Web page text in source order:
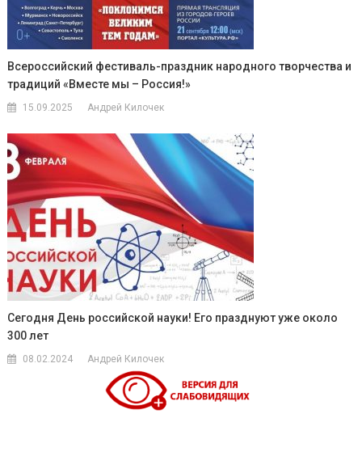
Всероссийский фестиваль-праздник народного творчества и
традиций «Вместе мы – Россия!»
15.09.2025 Андрей Килочек
Сегодня День российской науки! Его празднуют уже около
300 лет
08.02.2024 Андрей Килочек